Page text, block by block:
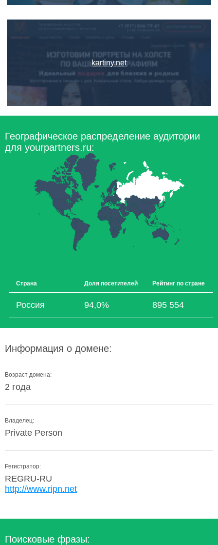
kartiny.net
Географическое распределение аудитории
для yourpartners.ru:
Страна Доля посетителей Рейтинг по стране
Россия 94,0% 895 554
Информация о домене:
Возраст домена:
2 года
Владелец:
Private Person
Регистратор:
REGRU-RU
http://www.ripn.net
Поисковые фразы: